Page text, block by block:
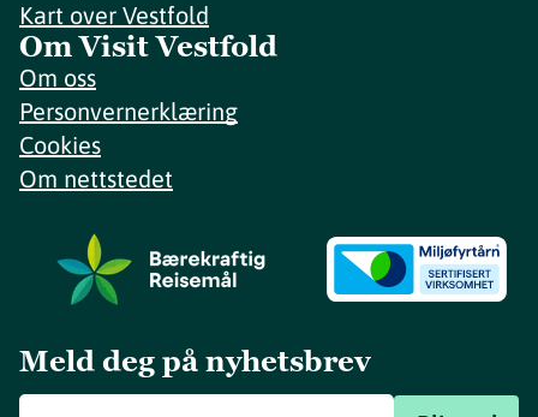
Kart over Vestfold
Om Visit Vestfold
Om oss
Personvernerklæring
Cookies
Om nettstedet
Meld deg på nyhetsbrev